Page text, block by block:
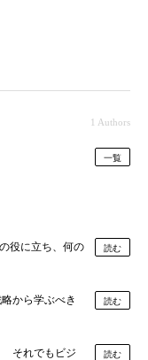
1 Authors
一覧
役に立ち、何の
読む
から学ぶべき
読む
それでもビジ
読む